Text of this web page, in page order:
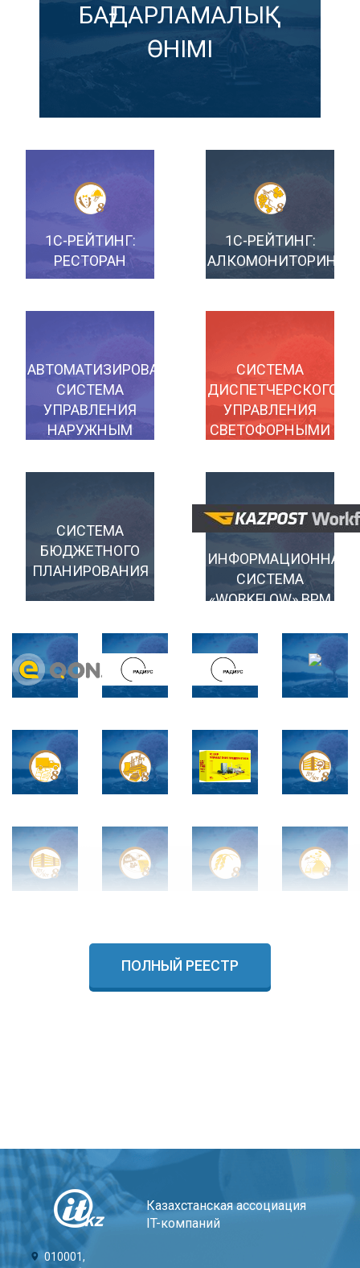
БАҒДАРЛАМАЛЫҚ
ӨНІМІ
1С-РЕЙТИНГ:
РЕСТОРАН
1С-РЕЙТИНГ:
АЛКОМОНИТОРИНГ
АВТОМАТИЗИРОВАННАЯ
СИСТЕМА
УПРАВЛЕНИЯ
НАРУЖНЫМ
«UNILIGHT»
СИСТЕМА
ДИСПЕТЧЕРСКОГО
УПРАВЛЕНИЯ
СВЕТОФОРНЫМИ
«РАДИУС»
СИСТЕМА
БЮДЖЕТНОГО
ПЛАНИРОВАНИЯ
ИНФОРМАЦИОННАЯ
СИСТЕМА
«WORKFLOW» BPM
ПОЛНЫЙ РЕЕСТР
Казахстанская ассоциация
IT-компаний
010001,